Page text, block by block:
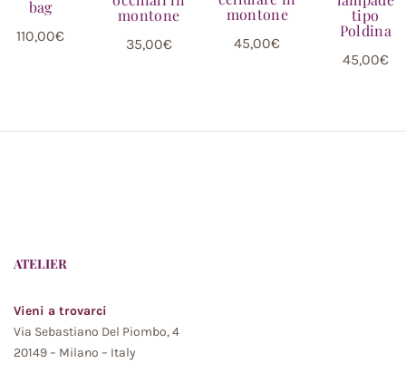
bag
110,00€
montone
35,00€
montone
45,00€
tipo
Poldina
45,00€
ATELIER
Vieni a trovarci
Via Sebastiano Del Piombo, 4
20149 – Milano – Italy